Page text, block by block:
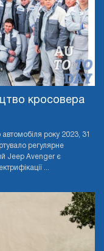
кросовера
року 2023, 31
регулярне
Jeep Avenger є
...